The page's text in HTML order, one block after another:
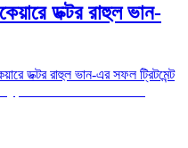
ডক্টর রাহুল ভান-
ডক্টর রাহুল ভান-এর সফল ট্রিটমেন্ট